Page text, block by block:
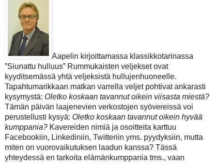
Aapelin kirjoittamassa klassikkotarinassa
”Siunattu hulluus” Rummukaisten veljekset ovat
kyyditsemässä yhtä veljeksistä hullujenhuoneelle.
Tapahtumarikkaan matkan varrella veljet pohtivat ankarasti
kysymystä: Oletko koskaan tavannut oikein viisasta miestä?
Tämän päivän laajenevien verkostojen syövereissä voi
perustellusti kysyä: Oletko koskaan tavannut oikein hyvää
kumppania? Kavereiden nimiä ja osoitteita karttuu
Facebookiin, Linkediniin, Twitteriin yms. pyydyksiin, mutta
miten on vuorovaikutuksen laadun kanssa? Tässä
yhteydessä en tarkoita elämänkumppania tms., vaan